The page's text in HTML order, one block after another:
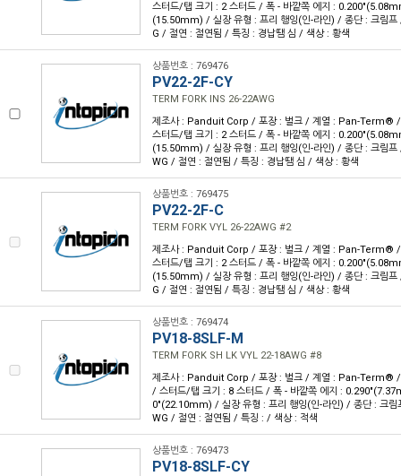
스터드/탭 크기 : 2 스터드 / 폭 - 바깥쪽 에지 :
(15.50mm) / 실장 유형 : 프리 행잉(인-라인) / 종단 : 크림프
G / 절연 : 절연됨 / 특징 : 경납땜 심 / 색상 : 황색
상품번호 : 769476
PV22-2F-CY
TERM FORK INS 26-22AWG
제조사 : Panduit Corp / 포장 : 벌크 / 계열 : Pan-Term® /
스터드/탭 크기 : 2 스터드 / 폭 - 바깥쪽 에지 :
(15.50mm) / 실장 유형 : 프리 행잉(인-라인) / 종단 : 크림프
WG / 절연 : 절연됨 / 특징 : 경납땜 심 / 색상 : 황색
상품번호 : 769475
PV22-2F-C
TERM FORK VYL 26-22AWG #2
제조사 : Panduit Corp / 포장 : 벌크 / 계열 : Pan-Term® /
스터드/탭 크기 : 2 스터드 / 폭 - 바깥쪽 에지 :
(15.50mm) / 실장 유형 : 프리 행잉(인-라인) / 종단 : 크림프
G / 절연 : 절연됨 / 특징 : 경납땜 심 / 색상 : 황색
상품번호 : 769474
PV18-8SLF-M
TERM FORK SH LK VYL 22-18AWG #8
제조사 : Panduit Corp / 포장 : 벌크 / 계열 : Pan-Term® /
/ 스터드/탭 크기 : 8 스터드 / 폭 - 바깥쪽 에지 :
0"(22.10mm) / 실장 유형 : 프리 행잉(인-라인) / 종단 : 크림
WG / 절연 : 절연됨 / 특징 : / 색상 : 적색
상품번호 : 769473
PV18-8SLF-CY